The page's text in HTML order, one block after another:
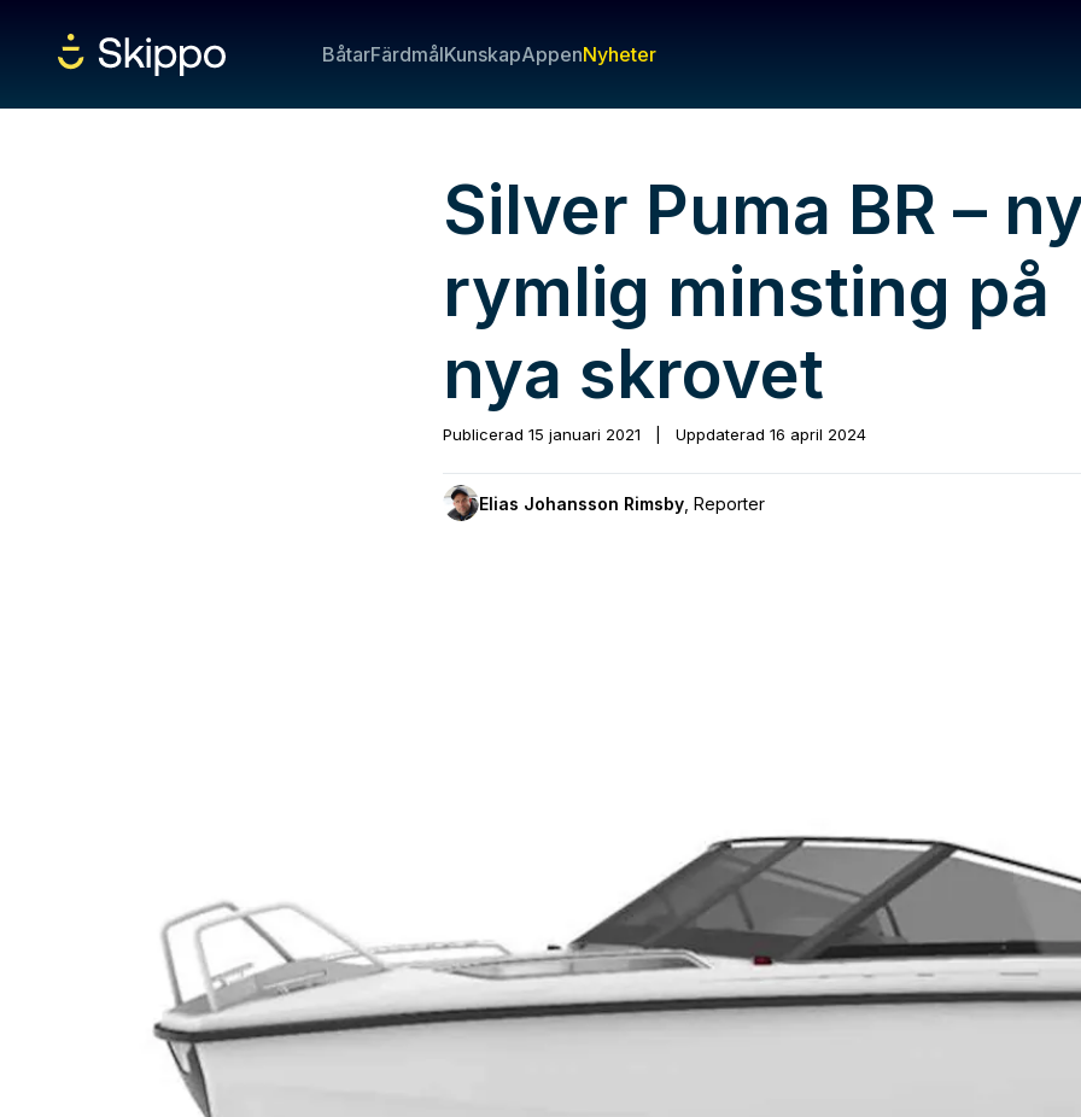
BåtarFärdmålKunskapAppenNyheter
Silver Puma BR –
rymlig minsting på
nya skrovet
Publicerad 15 januari 2021 Uppdaterad 16 april 2024
Elias Johansson Rimsby Reporter